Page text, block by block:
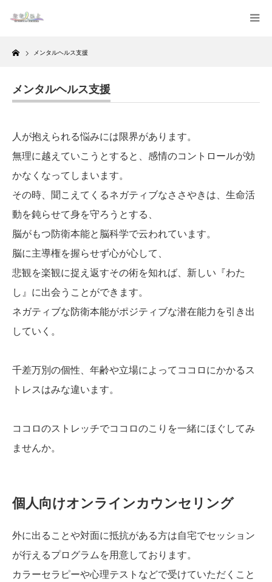
Home
メンタルヘルス支援
メンタルヘルス支援
人が抱えられる悩みには限界があります。
無理に越えていこうとすると、感情のコントロールが効
かなくなってしまいます。
その時、聞こえてくるネガティブなささやきは、生命活
動を鈍らせて身を守ろうとする、
脳がもつ防衛本能と脳科学で云われています。
脳に主導権を握らせず心が心して、
悲観を楽観に捉え返すその術を知れば、新しい『わた
し』に出会うことができます。
ネガティブな防衛本能がポジティブな潜在能力を引き出
していく。
千差万別の個性、年齢や立場によってココロにかかるス
トレスはみな違います。
ココロのストレッチでココロのこりを一緒にほぐしてみ
ませんか。
個人向けオンラインカウンセリング
外に出ることや対面に抵抗がある方は自宅でセッション
が行えるプログラムを用意しております。
カラーセラピーや心理テストなどで受けていただくこと